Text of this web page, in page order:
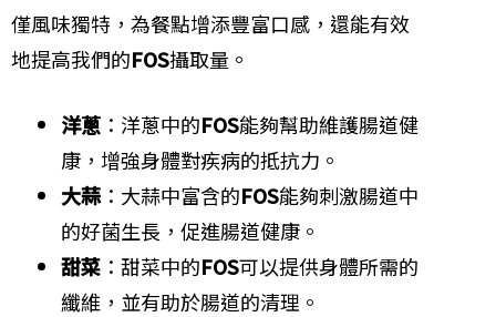
僅風味獨特，為餐點增添豐富口感，還能有效
地提高我們的FOS攝取量。
洋蔥 ：洋蔥中的FOS能夠幫助維護腸道健
康，增強身體對疾病的抵抗力。
大蒜：大蒜中富含的FOS能夠刺激腸道中
的好菌生長，促進腸道健康。
甜菜 ：甜菜中的FOS可以提供身體所需的
纖維，並有助於腸道的清理。